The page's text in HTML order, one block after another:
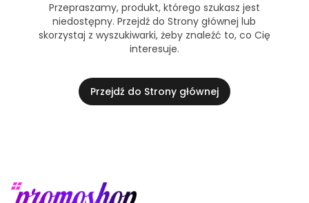
Przepraszamy, produkt, którego szukasz jest
niedostępny. Przejdź do Strony głównej lub
skorzystaj z wyszukiwarki, żeby znaleźć to, co Cię
interesuje.
Przejdź do Strony głównej